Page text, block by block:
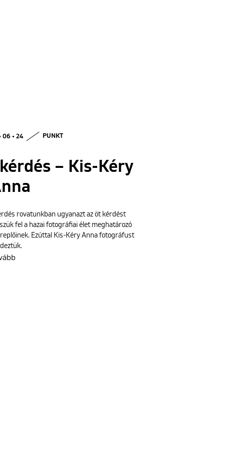
06 • 24 PUNKT
– Kis-Kéry
rovatunkban ugyanazt az öt kérdést
fel a hazai fotográfiai élet meghatározó
Ezúttal Kis-Kéry Anna fotográfust